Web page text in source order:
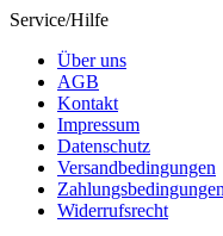
Service/Hilfe
Über uns
AGB
Kontakt
Impressum
Datenschutz
Versandbedingungen
Zahlungsbedingungen
Widerrufsrecht